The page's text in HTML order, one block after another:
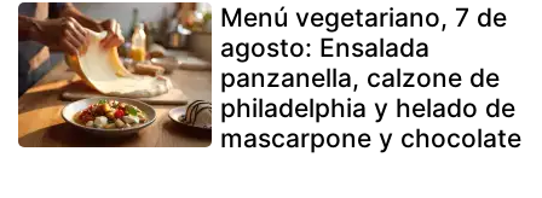
Menú vegetariano, 7 de
agosto: Ensalada
panzanella, calzone de
philadelphia y helado de
mascarpone y chocolate